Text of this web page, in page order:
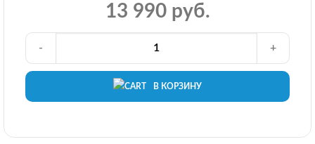
13 990 руб.
В КОРЗИНУ
- +